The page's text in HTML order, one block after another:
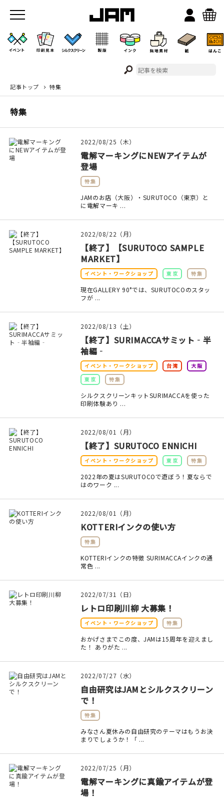
JAMのこと
お店/ワークスペース
印刷見本
シルクスクリーン
本
文房具
JAMグッズ
台湾グッズ
おすすめ特集
イベント・ワークショップ
ギャラリー
マイアカウント
お問い合わせ
記事トップ 特集
特集
2022/08/25（木）
電解マーキングにNEWアイテムが
登場
特集
JAMのお店（大阪）・SURUTOCO（東京）と
に電解マーキ ...
2022/08/22（月）
【終了】【SURUTOCO SAMPLE
MARKET】
イベント・ワークショップ 東京 特集
現在GALLERY 90°では、SURUTOCOのスタッ
フが ...
2022/08/13（土）
【終了】SURIMACCAサミット‐半
袖編‐
イベント・ワークショップ 台湾
大阪
東京
特集
シルクスクリーンキットSURIMACCAを使った
印刷体験あり ...
2022/08/01（月）
【終了】SURUTOCO ENNICHI
イベント・ワークショップ 東京 特集
2022年の夏はSURUTOCOで遊ぼう！夏ならで
はのワーク ...
2022/08/01（月）
KOTTERIインクの使い方
特集
KOTTERIインクの特徴 SURIMACCAインクの通
常色 ...
2022/07/31（日）
レトロ印刷川柳 大募集！
イベント・ワークショップ 特集
おかげさまでこの度、JAMは15周年を迎えまし
た！ ありがた ...
2022/07/27（水）
自由研究はJAMとシルクスクリーン
で！
特集
みなさん夏休みの自由研究のテーマはもうお決
まりでしょうか！「 ...
2022/07/25（月）
電解マーキングに真鍮アイテムが登
場！